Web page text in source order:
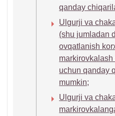
qanday
Ulgurji va
(shu jumladan
ovqatlanish
uchun qanday
mumkin;
Ulgurji va